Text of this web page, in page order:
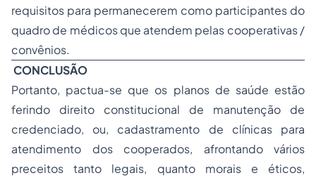
requisitos para permanecerem como participantes do
quadro de médicos que atendem pelas cooperativas /
convênios.
CONCLUSÃO
Portanto, pactua-se que os planos de saúde estão
ferindo direito constitucional de manutenção de
credenciado, ou, cadastramento de clínicas para
atendimento dos cooperados, afrontando vários
preceitos tanto legais, quanto morais e éticos,